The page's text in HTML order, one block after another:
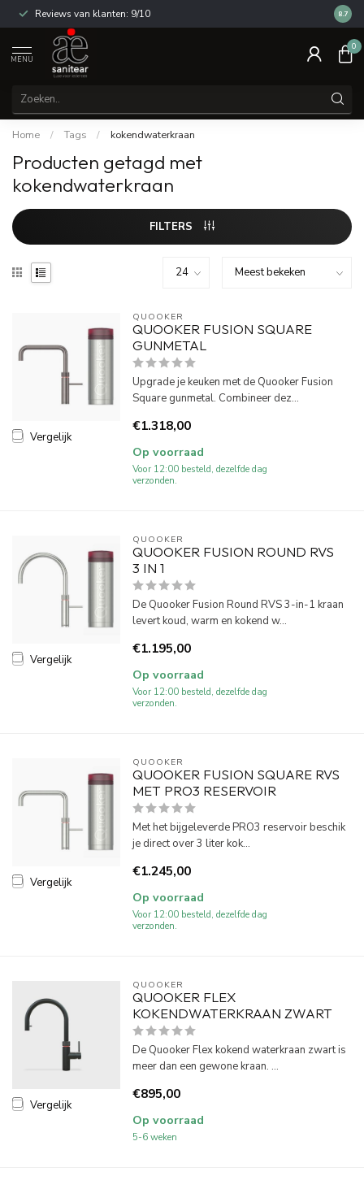
Reviews van klanten: 9/10 14
8.7
MENU
0
Home / Tags / kokendwaterkraan
Producten getagd met
kokendwaterkraan
FILTERS
Vergelijk
QUOOKER
QUOOKER FUSION SQUARE
GUNMETAL
Upgrade je keuken met de Quooker Fusion
Square gunmetal. Combineer dez...
€1.318,00
Op voorraad
Voor 12:00 besteld, dezelfde dag
verzonden.
Vergelijk
QUOOKER
QUOOKER FUSION ROUND RVS
3 IN 1
De Quooker Fusion Round RVS 3-in-1 kraan
levert koud, warm en kokend w...
€1.195,00
Op voorraad
Voor 12:00 besteld, dezelfde dag
verzonden.
Vergelijk
QUOOKER
QUOOKER FUSION SQUARE RVS
MET PRO3 RESERVOIR
Met het bijgeleverde PRO3 reservoir beschik
je direct over 3 liter kok...
€1.245,00
Op voorraad
Voor 12:00 besteld, dezelfde dag
verzonden.
Vergelijk
QUOOKER
QUOOKER FLEX
KOKENDWATERKRAAN ZWART
De Quooker Flex kokend waterkraan zwart is
meer dan een gewone kraan. ...
€895,00
Op voorraad
5-6 weken